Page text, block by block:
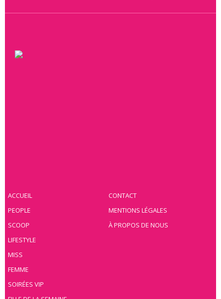
ACCUEIL
PEOPLE
SCOOP
LIFESTYLE
MISS
FEMME
SOIRÉES VIP
CONTACT
MENTIONS LÉGALES
À PROPOS DE NOUS